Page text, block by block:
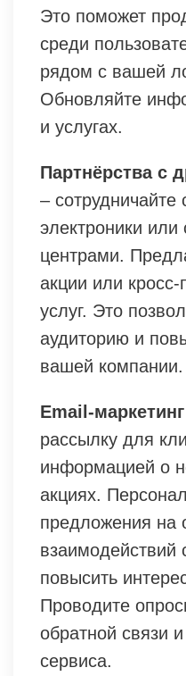
Это поможет
среди
рядом с вашей
Обновляйте
и услугах.
Партнёрства с
– сотрудничайте
электроники
центрами.
акции или
услуг. Это
аудиторию и
вашей компании.
Email-маркетинг
рассылку для
информацией о
акциях.
предложения на
взаимодействий
повысить
Проводите
обратной связи
сервиса.